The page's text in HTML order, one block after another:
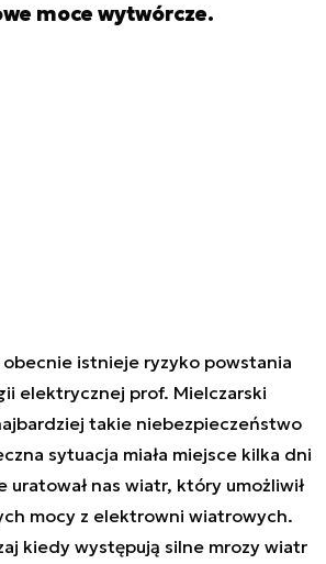
moce wytwórcze.
istnieje ryzyko powstania
elektrycznej prof. Mielczarski
takie niebezpieczeństwo
sytuacja miała miejsce kilka dni
uratował nas wiatr, który umożliwił
mocy z elektrowni wiatrowych.
kiedy występują silne mrozy wiatr